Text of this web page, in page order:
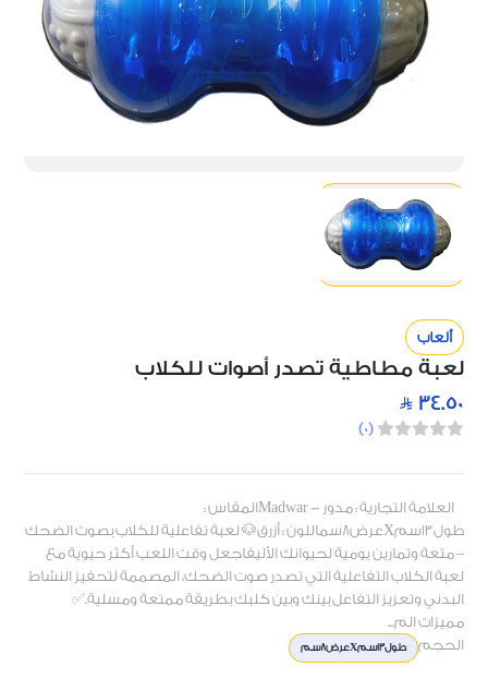
ألعاب
لعبة مطاطية تصدر أصوات للكلاب
34.50
(
0
)
العلامة التجارية : مدور - Madwarالمقاس :
طول13سمXعرض8سماللون : أزرق🐶 لعبة تفاعلية للكلاب بصوت الضحك
– متعة وتمارين يومية لحيوانك الأليفاجعل وقت اللعب أكثر حيوية مع
لعبة الكلاب التفاعلية التي تصدر صوت الضحك، المصممة لتحفيز النشاط
البدني وتعزيز التفاعل بينك وبين كلبك بطريقة ممتعة ومسلية.✅
مميزات الم...
الحجم
طول13سمXعرض8سم